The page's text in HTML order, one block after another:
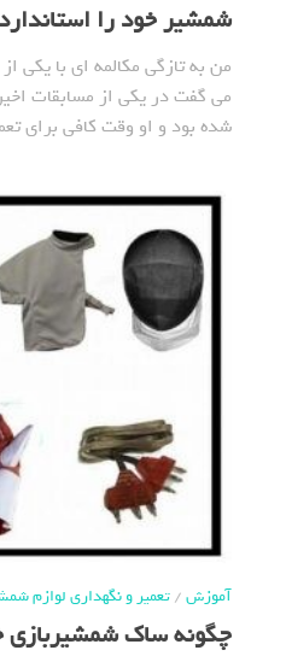
شمشیر خود را استاندارد
من به تازگی مکالمه ای با یکی از
می گفت در یکی از مسابقات
شده بود و او وقت کافی برای
آموزش/تعمیر و نگهداری لوازم
چگونه ساک شمشیربازی